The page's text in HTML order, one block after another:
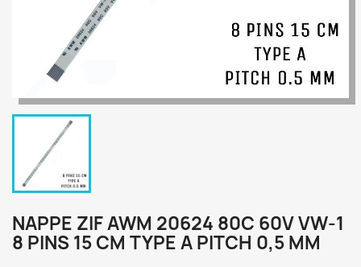
NAPPE ZIF AWM 20624 80C 60V VW-1
8 PINS 15 CM TYPE A PITCH 0,5 MM